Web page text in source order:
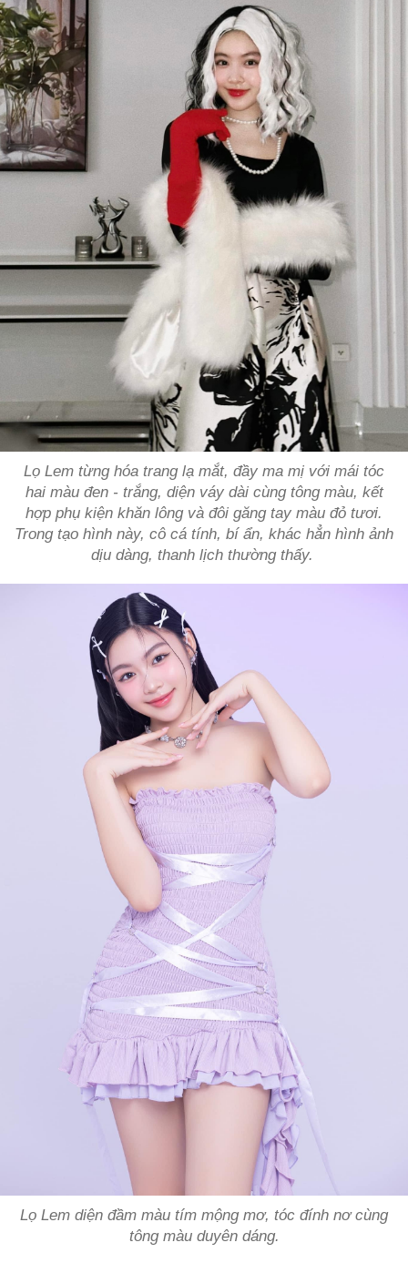
Lọ Lem từng hóa trang lạ mắt, đầy ma mị với mái tóc
hai màu đen - trắng, diện váy dài cùng tông màu, kết
hợp phụ kiện khăn lông và đôi găng tay màu đỏ tươi.
Trong tạo hình này, cô cá tính, bí ẩn, khác hẳn hình ảnh
dịu dàng, thanh lịch thường thấy.
Lọ Lem diện đầm màu tím mộng mơ, tóc đính nơ cùng
tông màu duyên dáng.